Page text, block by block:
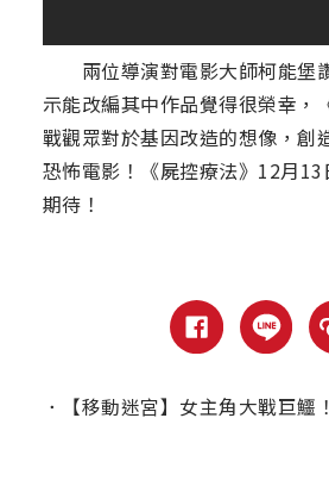
兩位導演對電影大師柯能堡
示能改編其中作品覺得很榮幸，
戰觀眾對於基因改造的想像，創
恐怖電影！《屍控療法》12月
期待！
． 【移動迷宮】女主角大戰巨鱷！本周